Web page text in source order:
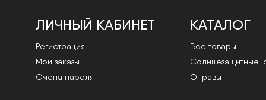
ЛИЧНЫЙ КАБИНЕТ
Регистрация
Мои заказы
Смена пароля
КАТАЛОГ
Все товары
Cолнцезащитные-
Оправы